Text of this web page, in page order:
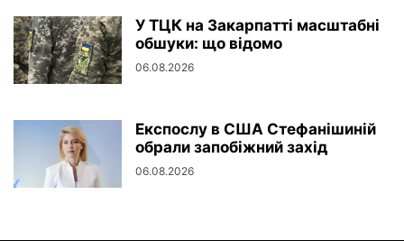
У ТЦК на Закарпатті масштабні
обшуки: що відомо
06.08.2026
Експослу в США Стефанішиній
обрали запобіжний захід
06.08.2026